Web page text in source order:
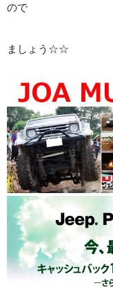
ので
当日、この
ましょう☆☆